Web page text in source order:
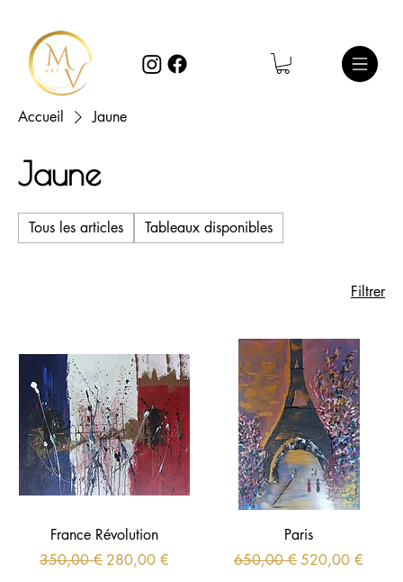
Accueil Jaune
Jaune
Tous les articles Tableaux disponibles
Filtrer
France Révolution
Prix original
350,00 € Prix promotionnel
280,00 €
Paris
Prix original
650,00 €Prix
520,00 €